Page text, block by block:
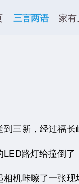
三言两语 家
到三新，经过福
LED路灯给撞倒
相机咔嚓了一张